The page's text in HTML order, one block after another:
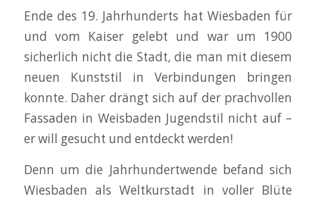
Ende des 19. Jahrhunderts hat Wiesbaden für
und vom Kaiser gelebt und war um 1900
sicherlich nicht die Stadt, die man mit diesem
neuen Kunststil in Verbindungen bringen
konnte. Daher drängt sich auf der prachvollen
Fassaden in Weisbaden Jugendstil nicht auf –
er will gesucht und entdeckt werden!
Denn um die Jahrhundertwende befand sich
Wiesbaden als Weltkurstadt in voller Blüte